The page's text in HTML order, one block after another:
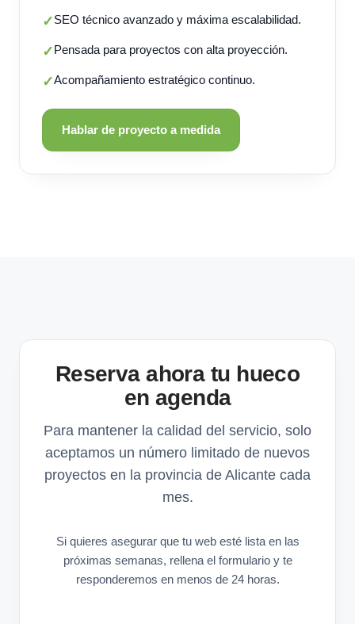
✓SEO técnico avanzado y máxima escalabilidad.
✓Pensada para proyectos con alta proyección.
✓Acompañamiento estratégico continuo.
Hablar de proyecto a medida
Reserva ahora tu hueco
en agenda
Para mantener la calidad del servicio, solo
aceptamos un número limitado de nuevos
proyectos en la provincia de Alicante cada
mes.
Si quieres asegurar que tu web esté lista en las
próximas semanas, rellena el formulario y te
responderemos en menos de 24 horas.